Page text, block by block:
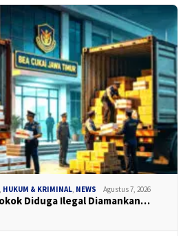
HUKUM & KRIMINAL NEWS Agustus 7, 2026
Diduga Ilegal Diamankan…